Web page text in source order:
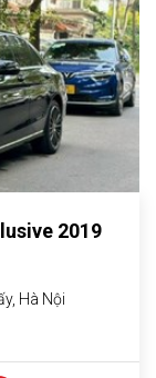
2019
Hà Nội